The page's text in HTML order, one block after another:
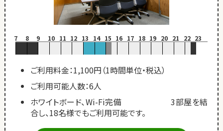
7 8 9 10 11 12 13 14 15 16 17 18 19 20 21 22 23
ご利用料金：1,100円（1時間単位・税込）
ご利用可能人数：6人
ホワイトボード、Wi-Fi完備 3部屋を結
合し、18名様でもご利用可能です。